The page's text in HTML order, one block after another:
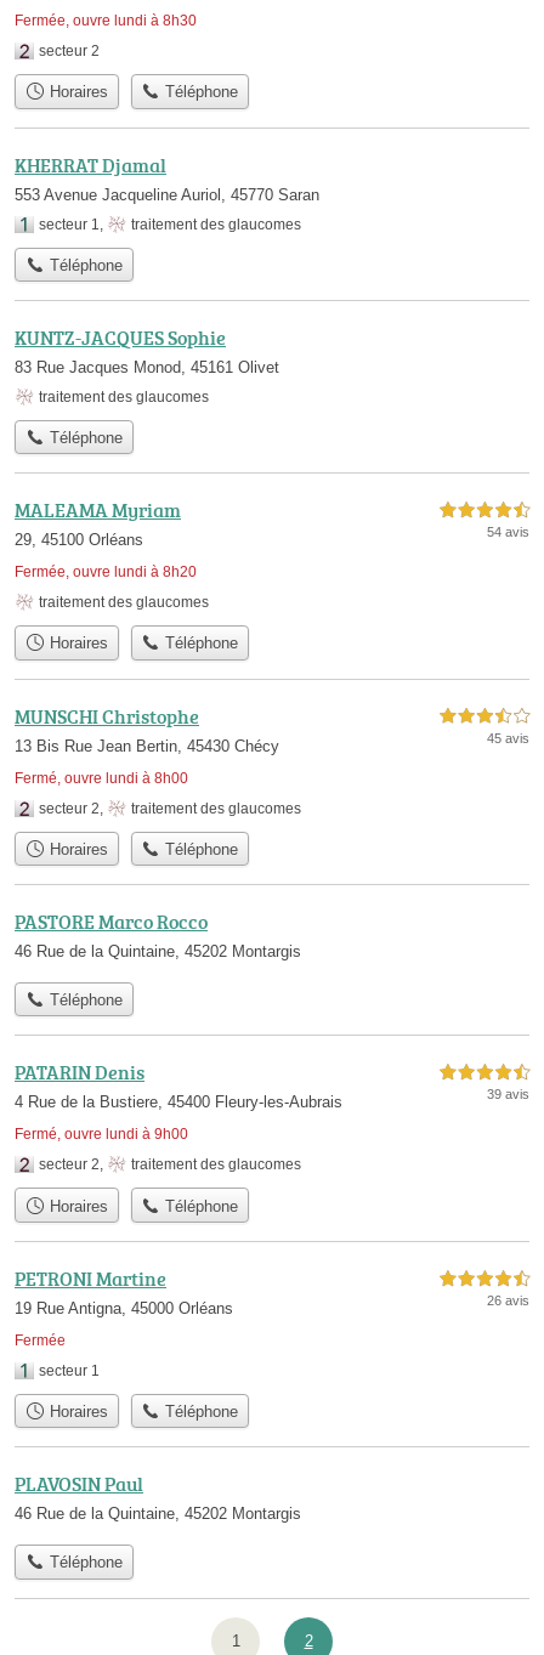
Fermée, ouvre lundi à 8h30
secteur 2
Horaires Téléphone
KHERRAT Djamal
553 Avenue Jacqueline Auriol, 45770 Saran
secteur 1 traitement des glaucomes
Téléphone
KUNTZ-JACQUES Sophie
83 Rue Jacques Monod, 45161 Olivet
traitement des glaucomes
Téléphone
MALEAMA Myriam
29, 45100 Orléans
Fermée, ouvre lundi à 8h20
4,5 étoiles sur 5
54 avis
traitement des glaucomes
Horaires Téléphone
MUNSCHI Christophe
13 Bis Rue Jean Bertin, 45430 Chécy
Fermé, ouvre lundi à 8h00
3,5 étoiles sur 5
45 avis
secteur 2 traitement des glaucomes
Horaires Téléphone
PASTORE Marco Rocco
46 Rue de la Quintaine, 45202 Montargis
Téléphone
PATARIN Denis
4 Rue de la Bustiere, 45400 Fleury-les-Aubrais
Fermé, ouvre lundi à 9h00
4,5 étoiles sur 5
39 avis
secteur 2, traitement des glaucomes
Horaires Téléphone
PETRONI Martine
19 Rue Antigna, 45000 Orléans
Fermée
4,5 étoiles sur 5
26 avis
secteur 1
Horaires Téléphone
PLAVOSIN Paul
46 Rue de la Quintaine, 45202 Montargis
Téléphone
1 2